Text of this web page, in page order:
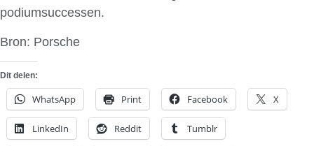
podiumsuccessen.
Bron: Porsche
Dit delen:
WhatsApp Print Facebook X
LinkedIn Reddit Tumblr